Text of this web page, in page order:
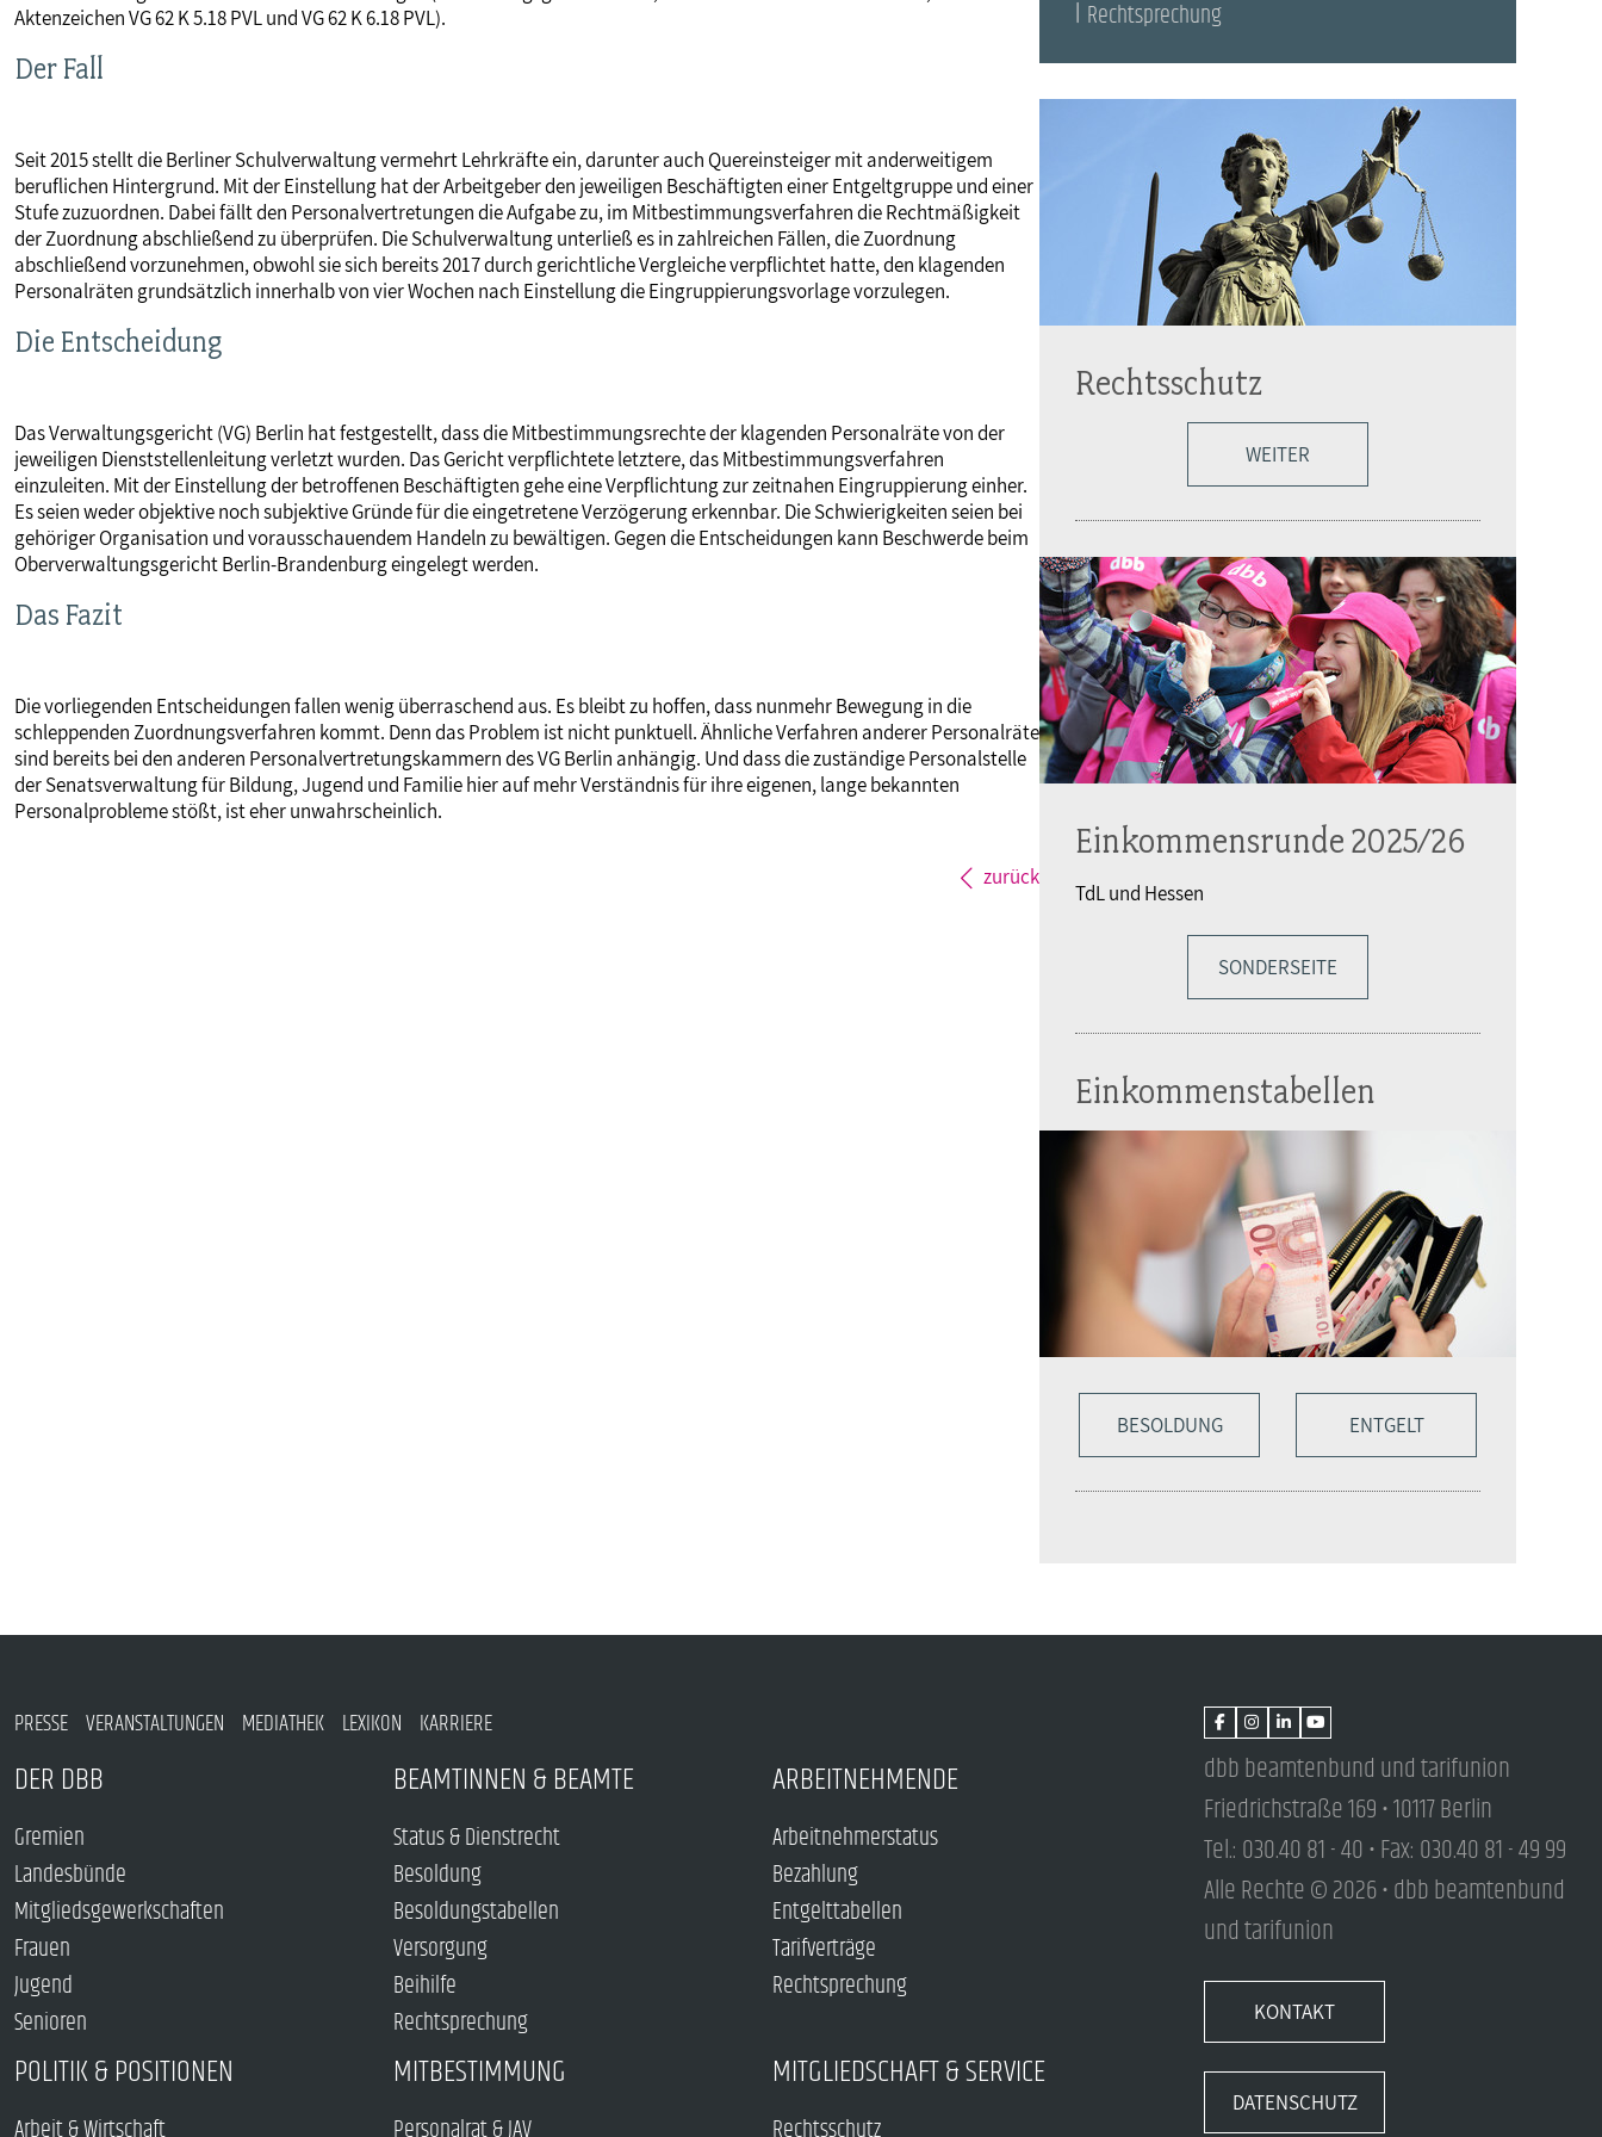
Senioren
Rechtsprechung
MITBESTIMMUNG
Aktenzeichen VG 62 K 5.18 PVL und VG 62 K 6.18 PVL).
Der Fall
Seit 2015 stellt die Berliner Schulverwaltung vermehrt Lehrkräfte ein, darunter auch Quereinsteiger mit anderweitigem
beruflichen Hintergrund. Mit der Einstellung hat der Arbeitgeber den jeweiligen Beschäftigten einer Entgeltgruppe und einer
Stufe zuzuordnen. Dabei fällt den Personalvertretungen die Aufgabe zu, im Mitbestimmungsverfahren die Rechtmäßigkeit
der Zuordnung abschließend zu überprüfen. Die Schulverwaltung unterließ es in zahlreichen Fällen, die Zuordnung
abschließend vorzunehmen, obwohl sie sich bereits 2017 durch gerichtliche Vergleiche verpflichtet hatte, den klagenden
Personalräten grundsätzlich innerhalb von vier Wochen nach Einstellung die Eingruppierungsvorlage vorzulegen.
Die Entscheidung
Das Verwaltungsgericht (VG) Berlin hat festgestellt, dass die Mitbestimmungsrechte der klagenden Personalräte von der
jeweiligen Dienststellenleitung verletzt wurden. Das Gericht verpflichtete letztere, das Mitbestimmungsverfahren
einzuleiten. Mit der Einstellung der betroffenen Beschäftigten gehe eine Verpflichtung zur zeitnahen Eingruppierung einher.
Es seien weder objektive noch subjektive Gründe für die eingetretene Verzögerung erkennbar. Die Schwierigkeiten seien bei
gehöriger Organisation und vorausschauendem Handeln zu bewältigen. Gegen die Entscheidungen kann Beschwerde beim
Oberverwaltungsgericht Berlin-Brandenburg eingelegt werden.
Das Fazit
Die vorliegenden Entscheidungen fallen wenig überraschend aus. Es bleibt zu hoffen, dass nunmehr Bewegung in die
schleppenden Zuordnungsverfahren kommt. Denn das Problem ist nicht punktuell. Ähnliche Verfahren anderer Personalräte
sind bereits bei den anderen Personalvertretungskammern des VG Berlin anhängig. Und dass die zuständige Personalstelle
der Senatsverwaltung für Bildung, Jugend und Familie hier auf mehr Verständnis für ihre eigenen, lange bekannten
Personalprobleme stößt, ist eher unwahrscheinlich.
zurück
Rechtsprechung
Rechtsschutz
WEITER
Einkommensrunde 2025/26
TdL und Hessen
SONDERSEITE
Einkommenstabellen
BESOLDUNG ENTGELT
PRESSE VERANSTALTUNGEN MEDIATHEK LEXIKON KARRIERE
DER DBB
Gremien
Landesbünde
Mitgliedsgewerkschaften
Frauen
Jugend
Senioren
BEAMTINNEN & BEAMTE
Status & Dienstrecht
Besoldung
Besoldungstabellen
Versorgung
Beihilfe
Rechtsprechung
ARBEITNEHMENDE
Arbeitnehmerstatus
Bezahlung
Entgelttabellen
Tarifverträge
Rechtsprechung
POLITIK & POSITIONEN MITBESTIMMUNG MITGLIEDSCHAFT & SERVICE
dbb beamtenbund und tarifunion
Friedrichstraße 169 • 10117 Berlin
Tel.: 030.40 81 - 40 • Fax: 030.40 81 - 49 99
Alle Rechte © 2026 • dbb beamtenbund
und tarifunion
KONTAKT
DATENSCHUTZ